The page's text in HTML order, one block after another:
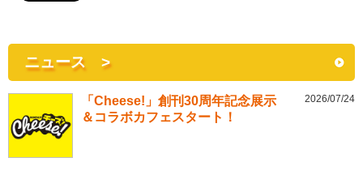
ニュース >
「Cheese!」創刊30周年記念展示
＆コラボカフェスタート！
2026/07/24